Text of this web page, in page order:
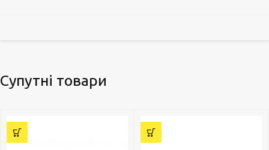
Супутні товари